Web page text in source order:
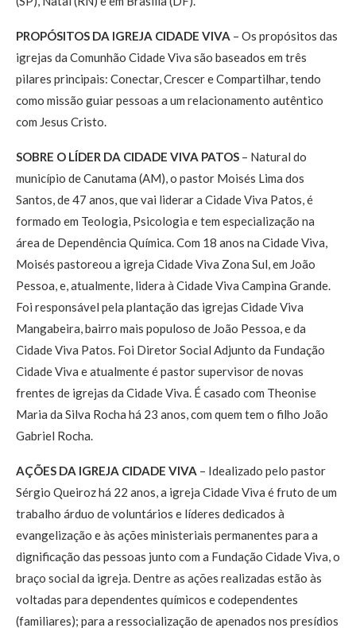
PROPÓSITOS DA IGREJA CIDADE VIVA – Os propósitos das
igrejas da Comunhão Cidade Viva são baseados em três
pilares principais: Conectar, Crescer e Compartilhar, tendo
como missão guiar pessoas a um relacionamento autêntico
com Jesus Cristo.
SOBRE O LÍDER DA CIDADE VIVA PATOS – Natural do
município de Canutama (AM), o pastor Moisés Lima dos
Santos, de 47 anos, que vai liderar a Cidade Viva Patos, é
formado em Teologia, Psicologia e tem especialização na
área de Dependência Química. Com 18 anos na Cidade Viva,
Moisés pastoreou a igreja Cidade Viva Zona Sul, em João
Pessoa, e, atualmente, lidera à Cidade Viva Campina Grande.
Foi responsável pela plantação das igrejas Cidade Viva
Mangabeira, bairro mais populoso de João Pessoa, e da
Cidade Viva Patos. Foi Diretor Social Adjunto da Fundação
Cidade Viva e atualmente é pastor supervisor de novas
frentes de igrejas da Cidade Viva. É casado com Theonise
Maria da Silva Rocha há 23 anos, com quem tem o filho João
Gabriel Rocha.
AÇÕES DA IGREJA CIDADE VIVA – Idealizado pelo pastor
Sérgio Queiroz há 22 anos, a igreja Cidade Viva é fruto de um
trabalho árduo de voluntários e líderes dedicados à
evangelização e às ações ministeriais permanentes para a
dignificação das pessoas junto com a Fundação Cidade Viva, o
braço social da igreja. Dentre as ações realizadas estão às
voltadas para dependentes químicos e codependentes
(familiares); para a ressocialização de apenados nos presídios